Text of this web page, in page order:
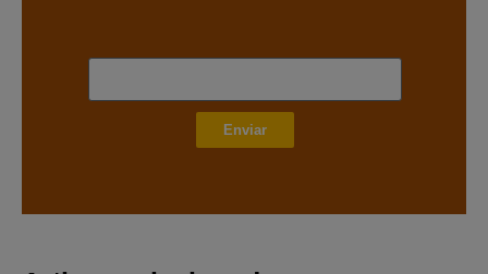
Enviar